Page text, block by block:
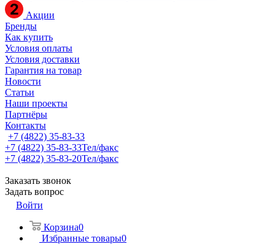
Акции
Бренды
Как купить
Условия оплаты
Условия доставки
Гарантия на товар
Новости
Статьи
Наши проекты
Партнёры
Контакты
+7 (4822) 35-83-33
+7 (4822) 35-83-33Тел/факс
+7 (4822) 35-83-20Тел/факс
Заказать звонок
Задать вопрос
Войти
Корзина0
Избранные товары0